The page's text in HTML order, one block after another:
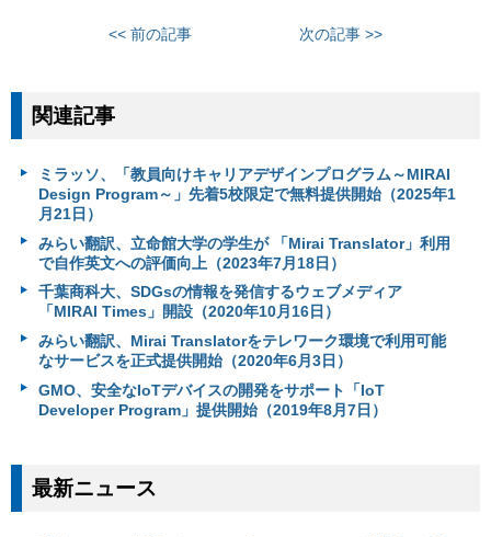
<< 前の記事 次の記事 >>
関連記事
ミラッソ、「教員向けキャリアデザインプログラム～MIRAI
Design Program～」先着5校限定で無料提供開始（2025年1
月21日）
みらい翻訳、立命館大学の学生が 「Mirai Translator」利用
で自作英文への評価向上（2023年7月18日）
千葉商科大、SDGsの情報を発信するウェブメディア
「MIRAI Times」開設（2020年10月16日）
みらい翻訳、Mirai Translatorをテレワーク環境で利用可能
なサービスを正式提供開始（2020年6月3日）
GMO、安全なIoTデバイスの開発をサポート「IoT
Developer Program」提供開始（2019年8月7日）
最新ニュース